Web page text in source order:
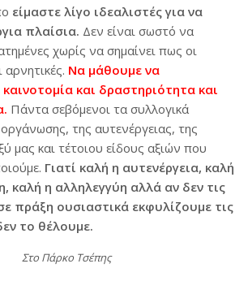
είμαστε λίγο ιδεαλιστές για να
πλαίσια. Δεν είναι σωστό να
χωρίς να σημαίνει πως οι
αρνητικές. Να μάθουμε να
και δραστηριότητα και
Πάντα σεβόμενοι τα συλλογικά
της αυτενέργειας, της
μας και τέτοιου είδους αξιών που
Γιατί καλή η αυτενέργεια, καλή
καλή η αλληλεγγύη αλλά αν δεν τις
πράξη ουσιαστικά εκφυλίζουμε τις
το θέλουμε.
Στο Πάρκο Τσέπης